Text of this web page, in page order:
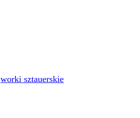
worki sztauerskie